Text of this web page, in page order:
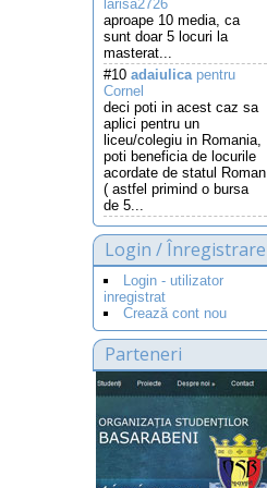
larisa2726
aproape 10 media, ca
sunt doar 5 locuri la
masterat...
#10 adaiulicapentru
Cornel
deci poti in acest caz sa
aplici pentru un
liceu/colegiu in Romania,
poti beneficia de locurile
acordate de statul Roman
( astfel primind o bursa
de 5...
Login / Înregistrare
Login - utilizator
inregistrat
Crează cont nou
Parteneri